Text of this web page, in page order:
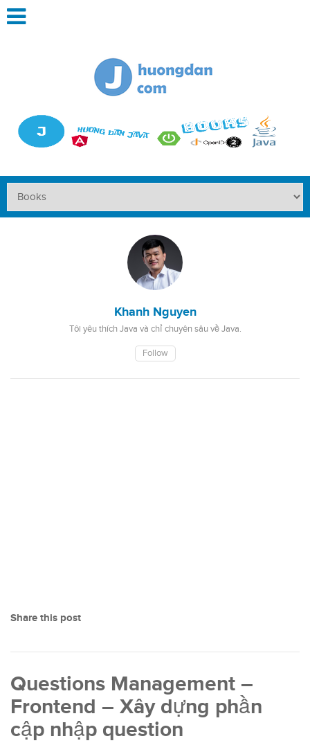
Khanh Nguyen
Tôi yêu thích Java và chỉ chuyên sâu về Java.
Follow
Share this post
Questions Management –
Frontend – Xây dựng phần
cập nhập question